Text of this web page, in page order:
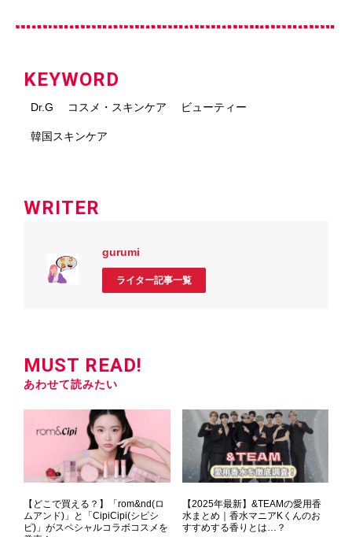
KEYWORD
Dr.G コスメ・スキンケア ビューティー
韓国スキンケア
WRITER
gurumi
ライター記事一覧
MUST READ!
あわせて読みたい
【どこで買える？】「rom&nd(ロ
ムアンド)」と「CipiCipi(シピシ
ピ)」がスペシャルコラボコスメを
【2025年最新】&TEAMの愛用香
水まとめ｜香水マニアKくんのお
すすめする香りとは…？